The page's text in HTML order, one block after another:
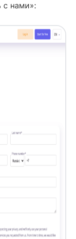
с нами»: